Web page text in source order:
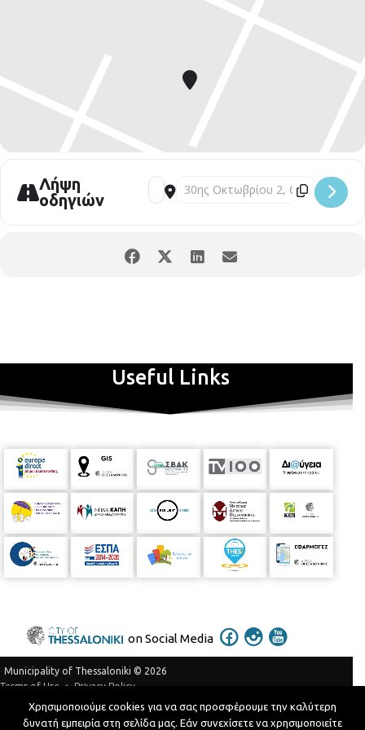
Λήψη
οδηγιών
Useful Links
on Social Media
Municipality of Thessaloniki © 2026
Terms of Use
Privacy Policy
Telephone Catalog
Χρησιμοποιούμε cookies για να σας προσφέρουμε την καλύτερη
δυνατή εμπειρία στη σελίδα μας. Εάν συνεχίσετε να χρησιμοποιείτε